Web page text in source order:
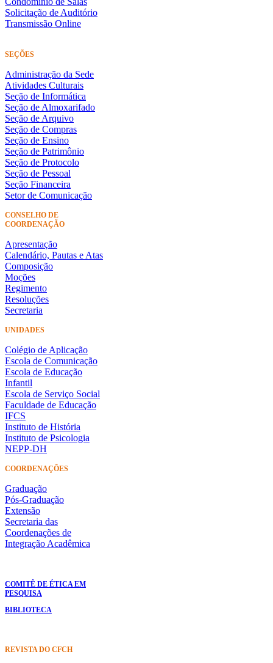
Solicitação de Auditório
Transmissão Online
SEÇÕES
Administração da Sede
Atividades Culturais
Seção de Informática
Seção de Almoxarifado
Seção de Arquivo
Seção de Compras
Seção de Ensino
Seção de Patrimônio
Seção de Protocolo
Seção de Pessoal
Seção Financeira
Setor de Comunicação
CONSELHO DE
COORDENAÇÃO
Apresentação
Calendário, Pautas e Atas
Composição
Moções
Regimento
Resoluções
Secretaria
UNIDADES
Colégio de Aplicação
Escola de Comunicação
Escola de Educação
Infantil
Escola de Serviço Social
Faculdade de Educação
IFCS
Instituto de História
Instituto de Psicologia
NEPP-DH
COORDENAÇÕES
Graduação
Pós-Graduação
Extensão
Secretaria das
Coordenações de
Integração Acadêmica
COMITÊ DE ÉTICA EM
PESQUISA
BIBLIOTECA
REVISTA DO CFCH